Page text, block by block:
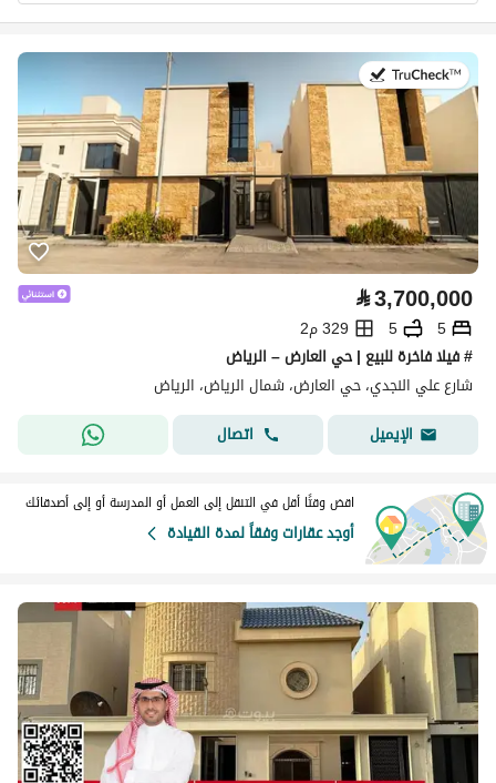
في:27 يوليو 2026
⃁3,700,000
5
5
329 م2
# فيلا فاخرة للبيع | حي العارض – الرياض
شارع علي النجدي، حي العارض، شمال الرياض، الرياض
الإيميل
اتصال
اقض وقتًا أقل في التنقل إلى العمل أو المدرسة أو إلى أصدقائك
أوجد عقارات وفقاً لمدة القيادة